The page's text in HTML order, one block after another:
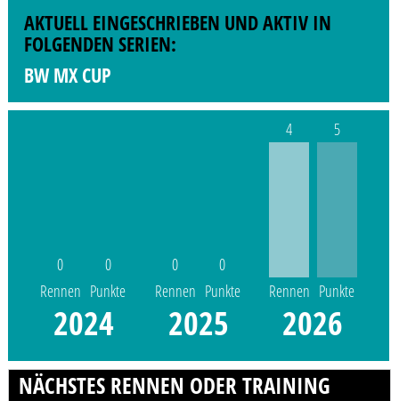
AKTUELL EINGESCHRIEBEN UND AKTIV IN
FOLGENDEN SERIEN:
BW MX CUP
0
Rennen
0
Punkte
2024
0
Rennen
0
Punkte
2025
4
Rennen
5
Punkte
2026
NÄCHSTES RENNEN ODER TRAINING